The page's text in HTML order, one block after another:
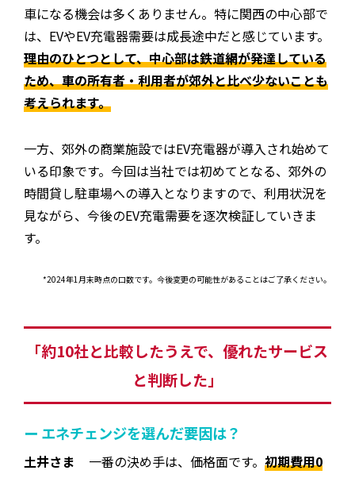
車になる機会は多くありません。特に関西の中心部で
は、EVやEV充電器需要は成長途中だと感じています。
理由のひとつとして、中心部は鉄道網が発達している
ため、車の所有者・利用者が郊外と比べ少ないことも
考えられます。
一方、郊外の商業施設ではEV充電器が導入され始めて
いる印象です。今回は当社では初めてとなる、郊外の
時間貸し駐車場への導入となりますので、利用状況を
見ながら、今後のEV充電需要を逐次検証していきま
す。
*2024年1月末時点の口数です。今後変更の可能性があることはご了承ください。
「約10社と比較したうえで、優れたサービス
と判断した」
ー エネチェンジを選んだ要因は？
土井さま 一番の決め手は、価格面です。 初期費用0